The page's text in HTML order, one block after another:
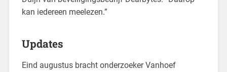
kan iedereen meelezen.”
Updates
Eind augustus bracht onderzoeker Vanhoef